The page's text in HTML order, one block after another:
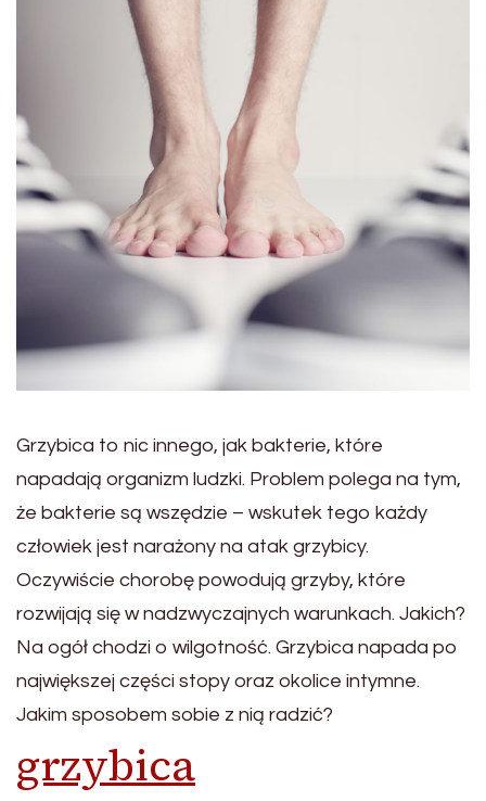
Grzybica to nic innego, jak bakterie, które
napadają organizm ludzki. Problem polega na tym,
że bakterie są wszędzie – wskutek tego każdy
człowiek jest narażony na atak grzybicy.
Oczywiście chorobę powodują grzyby, które
rozwijają się w nadzwyczajnych warunkach. Jakich?
Na ogół chodzi o wilgotność. Grzybica napada po
największej części stopy oraz okolice intymne.
Jakim sposobem sobie z nią radzić?
grzybica